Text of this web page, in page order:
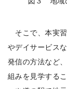
そこで、本実
やデイサービス
発信の方法など
組みを見学する